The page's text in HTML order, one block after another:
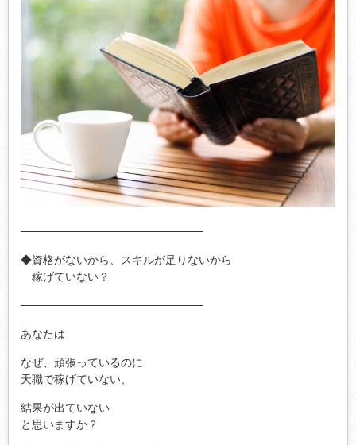
───────────────────────
◆資格がないから、スキルが足りないから
稼げていない？
───────────────────────
あなたは
なぜ、頑張っているのに
天職で稼げていない、
結果が出ていない
と思いますか？